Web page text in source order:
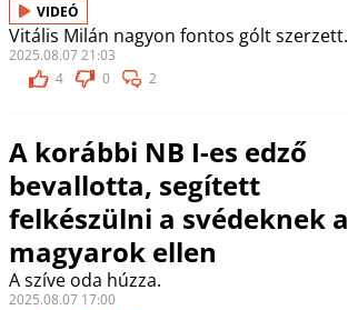
VIDEÓ
Vitális Milán nagyon fontos gólt szerzett.
2025.08.07 21:03
4
0 2
A korábbi NB I-es edző
bevallotta, segített
felkészülni a svédeknek a
magyarok ellen
A szíve oda húzza.
2025.08.07 17:00